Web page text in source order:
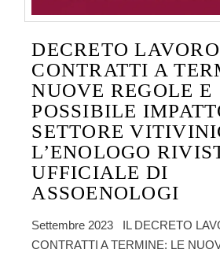
DECRETO
CONTRATTI A
NUOVE REGOLE E
POSSIBILE
SETTORE
L’ENOLOGO
UFFICIALE DI
ASSOENOLOGI
Settembre 2023 IL DECRETO
CONTRATTI A TERMINE: LE